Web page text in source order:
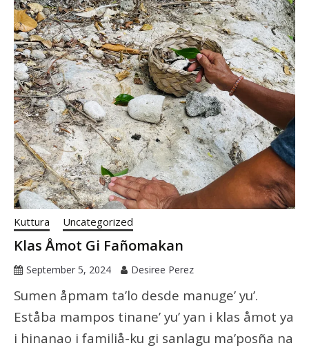
Kuttura Uncategorized
Klas Åmot Gi Fañomakan
September 5, 2024 Desiree Perez
Sumen åpmam ta’lo desde manuge’ yu’.
Eståba mampos tinane’ yu’ yan i klas åmot ya
i hinanao i familiå-ku gi sanlagu ma’posña na